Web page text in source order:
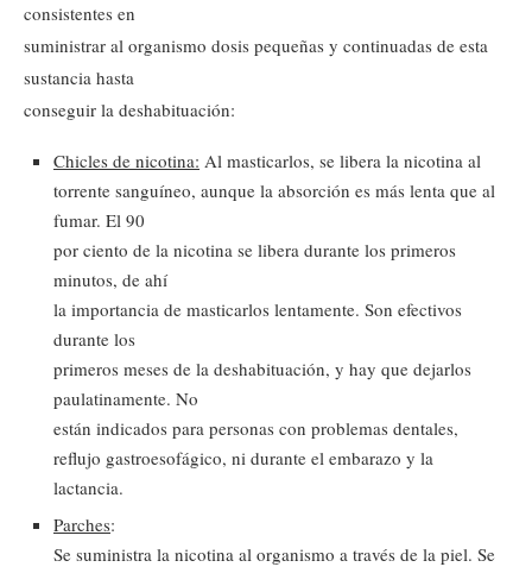
consistentes en
suministrar al organismo dosis pequeñas y continuadas de esta
sustancia hasta
conseguir la deshabituación:
Chicles de nicotina: Al masticarlos, se libera la nicotina al
torrente sanguíneo, aunque la absorción es más lenta que al
fumar. El 90
por ciento de la nicotina se libera durante los primeros
minutos, de ahí
la importancia de masticarlos lentamente. Son efectivos
durante los
primeros meses de la deshabituación, y hay que dejarlos
paulatinamente. No
están indicados para personas con problemas dentales,
reflujo gastroesofágico, ni durante el embarazo y la
lactancia.
Parches:
Se suministra la nicotina al organismo a través de la piel. Se